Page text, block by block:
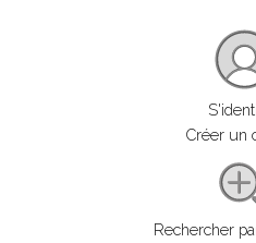
Créer un
Rechercher